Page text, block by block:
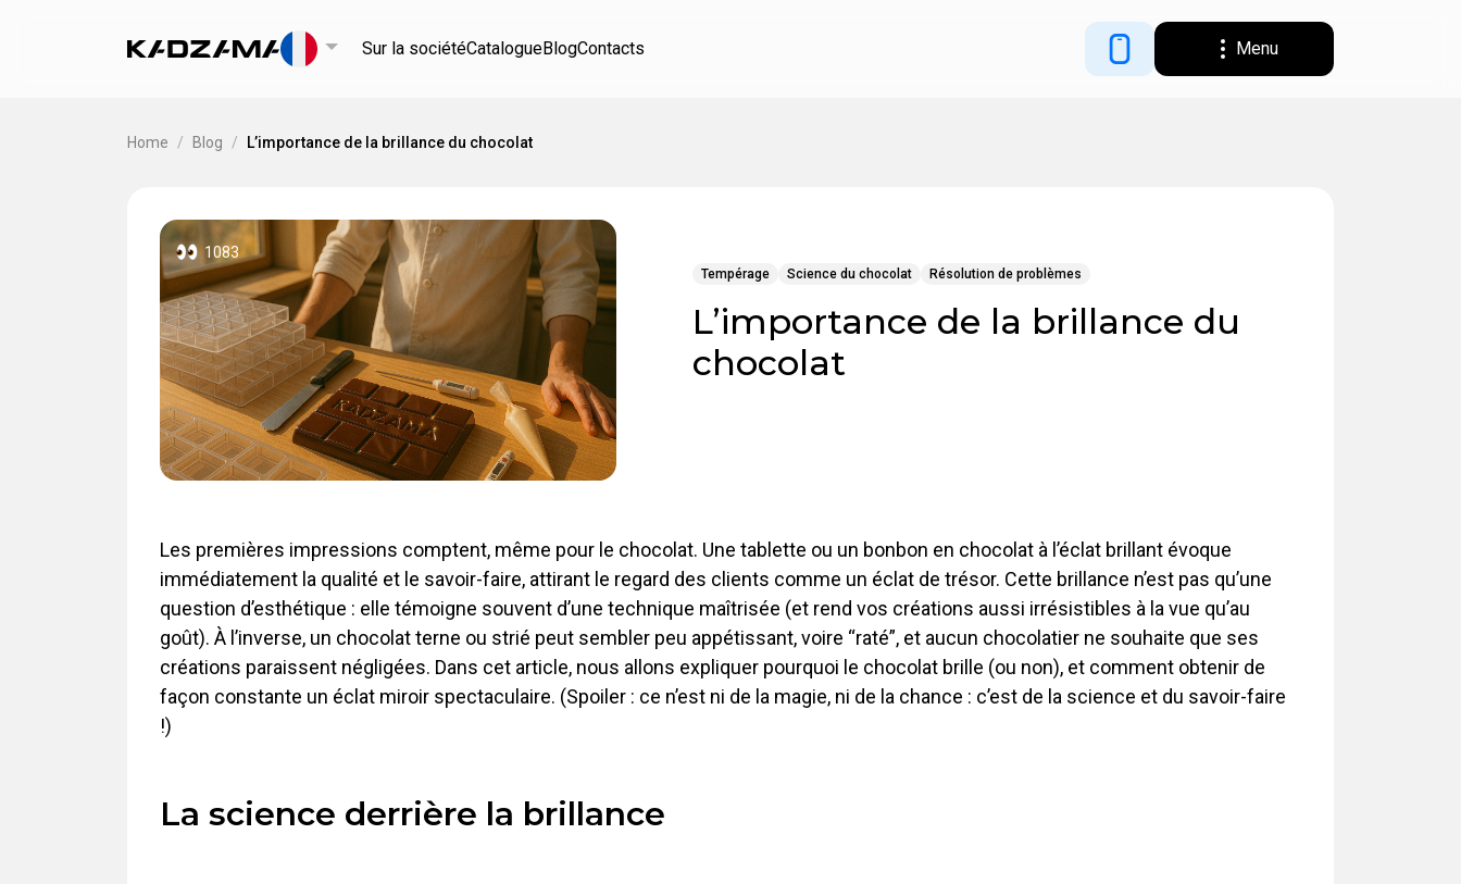
Sur la sociétéCatalogueBlogContacts Menu
Home / Blog / L’importance de la brillance du chocolat
1083
Tempérage Science du chocolat Résolution de problèmes
L’importance de la brillance du
chocolat
Les premières impressions comptent, même pour le chocolat. Une tablette ou un bonbon en chocolat à l’éclat brillant évoque
immédiatement la qualité et le savoir-faire, attirant le regard des clients comme un éclat de trésor. Cette brillance n’est pas qu’une
question d’esthétique : elle témoigne souvent d’une technique maîtrisée (et rend vos créations aussi irrésistibles à la vue qu’au
goût). À l’inverse, un chocolat terne ou strié peut sembler peu appétissant, voire “raté”, et aucun chocolatier ne souhaite que ses
créations paraissent négligées. Dans cet article, nous allons expliquer pourquoi le chocolat brille (ou non), et comment obtenir de
façon constante un éclat miroir spectaculaire. (Spoiler : ce n’est ni de la magie, ni de la chance : c’est de la science et du savoir-faire
!)
La science derrière la brillance